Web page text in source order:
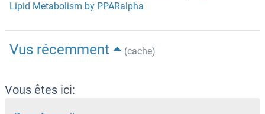
Lipid Metabolism by PPARalpha
Vus récemment (cache)
Vous êtes ici: